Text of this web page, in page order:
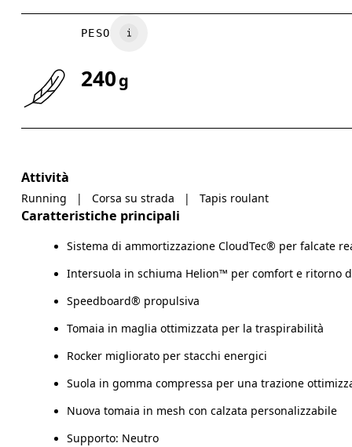
PESO
240g
Attività
Running | Corsa su strada | Tapis roulant
Caratteristiche principali
Sistema di ammortizzazione CloudTec® per falcate
Intersuola in schiuma Helion™ per comfort e ritorno
Speedboard® propulsiva
Tomaia in maglia ottimizzata per la traspirabilità
Rocker migliorato per stacchi energici
Suola in gomma compressa per una trazione
Nuova tomaia in mesh con calzata personalizzabile
Supporto: Neutro